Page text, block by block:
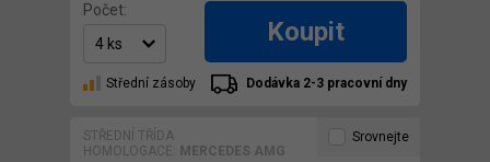
Počet:
Koupit
Střední zásoby Dodávka 2-3 pracovní dny
STŘEDNÍ TŘÍDA
HOMOLOGACE:
MERCEDES AMG
Srovnejte